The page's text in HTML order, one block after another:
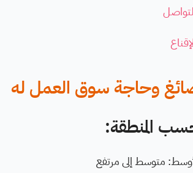
وحاجة سوق العمل له
المنطقة:
متوسط إلى مرتفع